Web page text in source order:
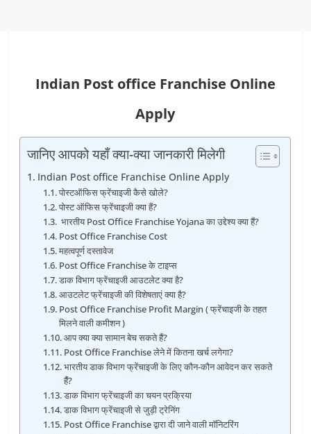
Indian Post office Franchise Online
Apply
जानिए आपको यहाँ क्या-क्या जानकारी मिलेगी
Indian Post office Franchise Online Apply
पोस्‍टऑफिस फ्रेंचाइजी कैसे खोले?
पोस्‍ट ऑफिस फ्रेंचाइजी क्‍या हैं?
भारतीय Post Office Franchise Yojana का उद्देश्य क्‍या हैं?
Post Office Franchise Cost
महत्वपूर्ण दस्तावेज
Post Office Franchise के टाइप्स
डाक विभाग फ्रेंचाइजी आउटलेट क्‍या है?
आउटलेट फ्रेंचाइजी की विशेषताएं क्‍या है?
Post Office Franchise Profit Margin ( फ्रेंचाइजी के तहत
मिलने वाली कमीशन )
आप क्या क्या सामान बेच सकते हैं?
Post Office Franchise लेने में कितना खर्च लगेगा?
भारतीय डाक विभाग फ्रेंचाइजी के लिए कौन-कौन आवेदन कर सकते
हैंं?
डाक विभाग फ्रेंचाइजी का चयन प्रक्रिया
डाक विभाग फ्रेंचाइजी से जुड़ी ट्रेनिंग
Post Office Franchise द्वारा दी जाने वाली मॉनिटरिंग